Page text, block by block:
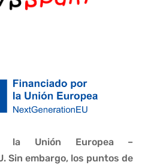
la Unión Europea –
Sin embargo, los puntos de